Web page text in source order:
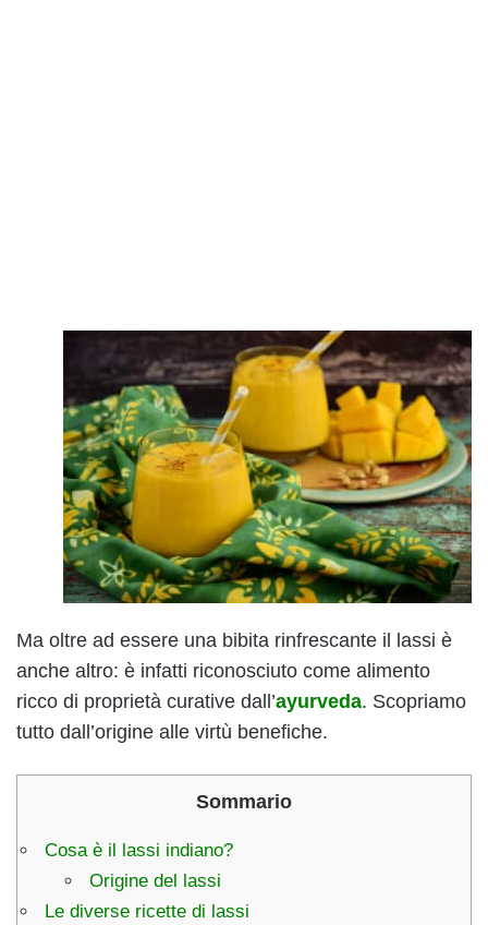
Ma oltre ad essere una bibita rinfrescante il lassi è
anche altro: è infatti riconosciuto come alimento
ricco di proprietà curative dall’ayurveda. Scopriamo
tutto dall’origine alle virtù benefiche.
Sommario
Cosa è il lassi indiano?
Origine del lassi
Le diverse ricette di lassi